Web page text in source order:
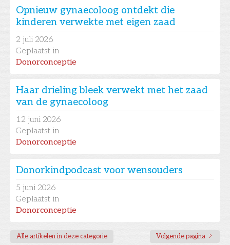
Opnieuw gynaecoloog ontdekt die
kinderen verwekte met eigen zaad
2 juli 2026
Geplaatst in
Donorconceptie
Haar drieling bleek verwekt met het zaad
van de gynaecoloog
12 juni 2026
Geplaatst in
Donorconceptie
Donorkindpodcast voor wensouders
5 juni 2026
Geplaatst in
Donorconceptie
Alle artikelen in deze categorie Volgende pagina